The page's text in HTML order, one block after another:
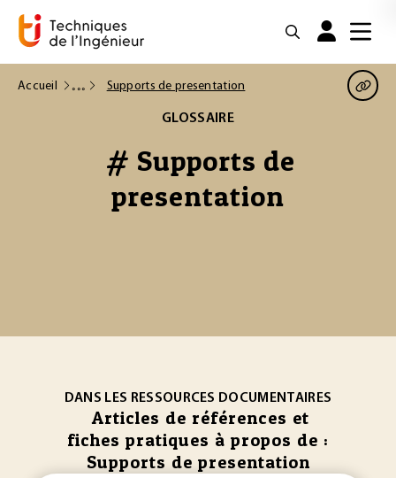
Accueil Supports de presentation
GLOSSAIRE
# Supports de
presentation
DANS LES RESSOURCES DOCUMENTAIRES
Articles de références et
fiches pratiques à propos de :
Supports de presentation